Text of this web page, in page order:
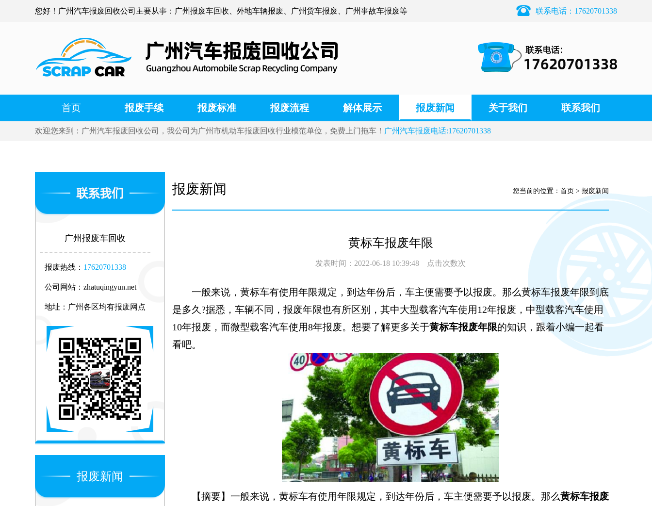
您好！广州汽车报废回收公司主要从事：广州报废车回收、外地车辆报废、广州货车报废、广州事故车报废等 联系电话：17620701338
首页 报废手续 报废标准 报废流程 解体展示 报废新闻 关于我们 联系我们
欢迎您来到：广州汽车报废回收公司，我公司为广州市机动车报废回收行业模范单位，免费上门拖车！ 广州汽车报废电话:17620701338
广州报废车回收
报废热线： 17620701338
公司网站：zhatuqingyun.net
地址：广州各区均有报废网点
报废新闻
报废新闻 您当前的位置： 首页 > 报废新闻
黄标车报废年限
发表时间：2022-06-18 10:39:48 点击次数次
一般来说，黄标车有使用年限规定，到达年份后，车主便需要予以报废。那么黄标车报废年限到底
是多久?据悉，车辆不同，报废年限也有所区别，其中大型载客汽车使用12年报废，中型载客汽车使用
10年报废，而微型载客汽车使用8年报废。想要了解更多关于黄标车报废年限的知识，跟着小编一起看
看吧。
【摘要】一般来说，黄标车有使用年限规定，到达年份后，车主便需要予以报废。那么黄标车报废